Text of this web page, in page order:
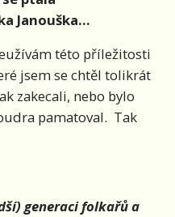
Janouška...
této příležitosti
jsem se chtěl tolikrát
zakecali, nebo bylo
pamatoval. Tak
generaci folkařů a